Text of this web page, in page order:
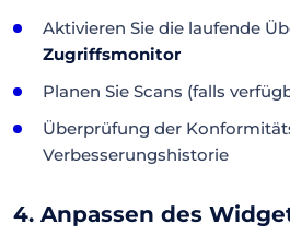
Aktivieren Sie die laufende
Zugriffsmonitor
Planen Sie Scans (falls
Überprüfung der
Verbesserungshistorie
4. Anpassen des